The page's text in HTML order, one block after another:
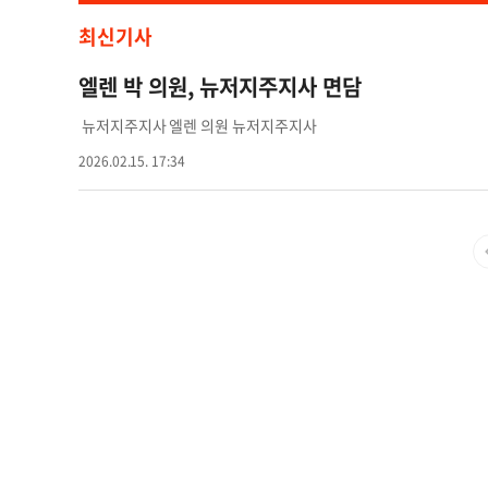
최신기사
엘렌 박 의원, 뉴저지주지사 면담
뉴저지주지사 엘렌 의원 뉴저지주지사
2026.02.15. 17:34